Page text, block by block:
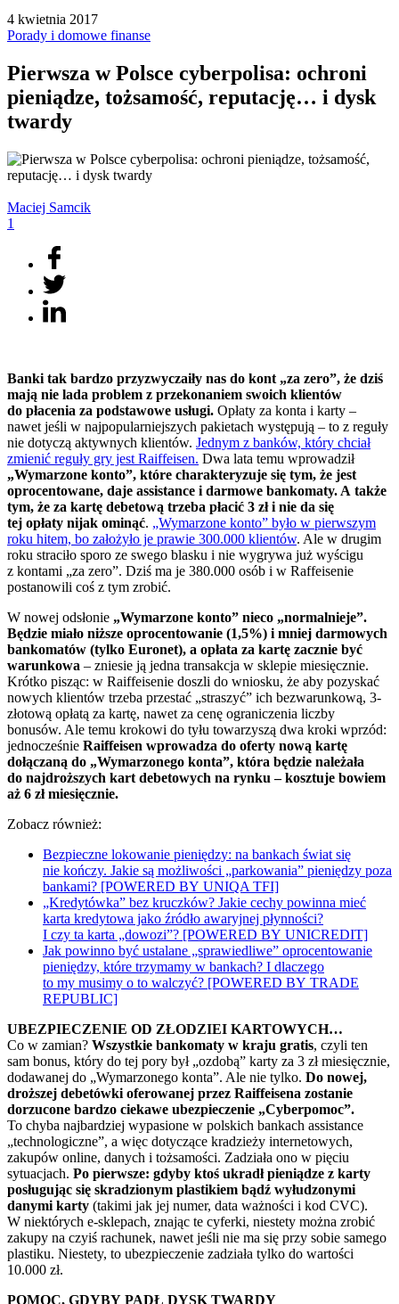
4 kwietnia 2017
Porady i domowe finanse
Pierwsza w Polsce cyberpolisa: ochroni
pieniądze, tożsamość, reputację… i dysk
twardy
Maciej Samcik
1
Banki tak bardzo przyzwyczaiły nas do kont „za zero”, że dziś
mają nie lada problem z przekonaniem swoich klientów
do płacenia za podstawowe usługi. Opłaty za konta i karty –
nawet jeśli w najpopularniejszych pakietach występują – to z reguły
nie dotyczą aktywnych klientów. Jednym z banków, który chciał
zmienić reguły gry jest Raiffeisen. Dwa lata temu wprowadził
„Wymarzone konto”, które charakteryzuje się tym, że jest
oprocentowane, daje assistance i darmowe bankomaty. A także
tym, że za kartę debetową trzeba płacić 3 zł i nie da się
tej opłaty nijak ominąć. „Wymarzone konto” było w pierwszym
roku hitem, bo założyło je prawie 300.000 klientów. Ale w drugim
roku straciło sporo ze swego blasku i nie wygrywa już wyścigu
z kontami „za zero”. Dziś ma je 380.000 osób i w Raffeisenie
postanowili coś z tym zrobić.
W nowej odsłonie „Wymarzone konto” nieco „normalnieje”.
Będzie miało niższe oprocentowanie (1,5%) i mniej darmowych
bankomatów (tylko Euronet), a opłata za kartę zacznie być
warunkowa – zniesie ją jedna transakcja w sklepie miesięcznie.
Krótko pisząc: w Raiffeisenie doszli do wniosku, że aby pozyskać
nowych klientów trzeba przestać „straszyć” ich bezwarunkową, 3-
złotową opłatą za kartę, nawet za cenę ograniczenia liczby
bonusów. Ale temu krokowi do tyłu towarzyszą dwa kroki wprzód:
jednocześnie Raiffeisen wprowadza do oferty nową kartę
dołączaną do „Wymarzonego konta”, która będzie należała
do najdroższych kart debetowych na rynku – kosztuje bowiem
aż 6 zł miesięcznie.
Zobacz również:
Bezpieczne lokowanie pieniędzy: na bankach świat się
nie kończy. Jakie są możliwości „parkowania” pieniędzy poza
bankami? [POWERED BY UNIQA TFI]
„Kredytówka” bez kruczków? Jakie cechy powinna mieć
karta kredytowa jako źródło awaryjnej płynności?
I czy ta karta „dowozi”? [POWERED BY UNICREDIT]
Jak powinno być ustalane „sprawiedliwe” oprocentowanie
pieniędzy, które trzymamy w bankach? I dlaczego
to my musimy o to walczyć? [POWERED BY TRADE
REPUBLIC]
UBEZPIECZENIE OD ZŁODZIEI KARTOWYCH…
Co w zamian? Wszystkie bankomaty w kraju gratis, czyli ten
sam bonus, który do tej pory był „ozdobą” karty za 3 zł miesięcznie,
dodawanej do „Wymarzonego konta”. Ale nie tylko. Do nowej,
droższej debetówki oferowanej przez Raiffeisena zostanie
dorzucone bardzo ciekawe ubezpieczenie „Cyberpomoc”.
To chyba najbardziej wypasione w polskich bankach assistance
„technologiczne”, a więc dotyczące kradzieży internetowych,
zakupów online, danych i tożsamości. Zadziała ono w pięciu
sytuacjach. Po pierwsze: gdyby ktoś ukradł pieniądze z karty
posługując się skradzionym plastikiem bądź wyłudzonymi
danymi karty (takimi jak jej numer, data ważności i kod CVC).
W niektórych e-sklepach, znając te cyferki, niestety można zrobić
zakupy na czyiś rachunek, nawet jeśli nie ma się przy sobie samego
plastiku. Niestety, to ubezpieczenie zadziała tylko do wartości
10.000 zł.
POMOC, GDYBY PADŁ DYSK TWARDY